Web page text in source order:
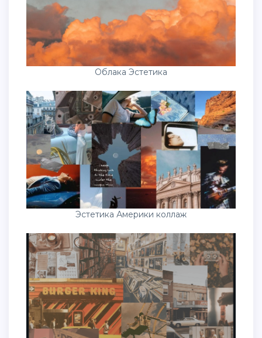
Облака Эстетика
Эстетика Америки коллаж